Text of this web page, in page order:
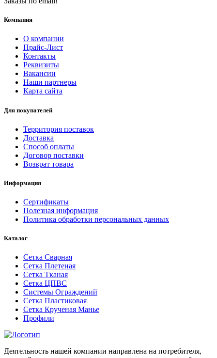
Компания
О компании
Прайс-Лист
Контакты
Реквизиты
Вакансии
Наши партнеры
Карта сайта
Для покупателей
Территория поставок
Доставка
Способ оплаты
Договор поставки
Возврат товара
Информация
Сертификаты
Полезная информация
Политика обработки персональных данных
Каталог
Сетка Сварная
Сетка Плетеная
Сетка Тканая
Сетка ЦПВС
Системы Ограждений
Сетка Пластиковая
Сетка Крученая Манье
Профили
Деятельность нашей компании направлена на потребителя,